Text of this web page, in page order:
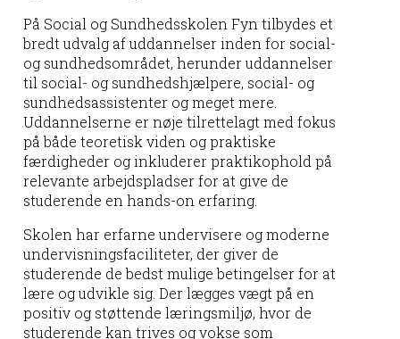
På Social og Sundhedsskolen Fyn tilbydes et
bredt udvalg af uddannelser inden for social-
og sundhedsområdet, herunder uddannelser
til social- og sundhedshjælpere, social- og
sundhedsassistenter og meget mere.
Uddannelserne er nøje tilrettelagt med fokus
på både teoretisk viden og praktiske
færdigheder og inkluderer praktikophold på
relevante arbejdspladser for at give de
studerende en hands-on erfaring.
Skolen har erfarne undervisere og moderne
undervisningsfaciliteter, der giver de
studerende de bedst mulige betingelser for at
lære og udvikle sig. Der lægges vægt på en
positiv og støttende læringsmiljø, hvor de
studerende kan trives og vokse som